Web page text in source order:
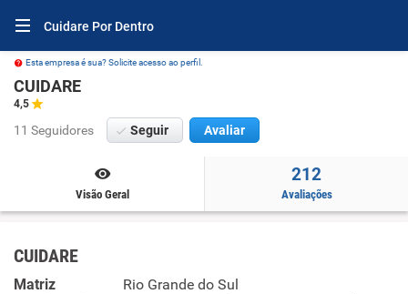
Cuidare Por Dentro
Esta empresa é sua? Solicite acesso ao perfil.
CUIDARE
4,5
11 Seguidores Seguir Avaliar
Visão Geral
212
Avaliações
CUIDARE
Matriz
Rio Grande do Sul